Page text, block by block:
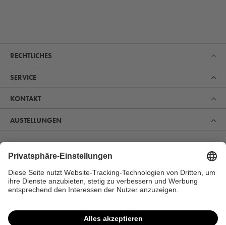
Erfahren Sie, was uns zum Marktführer im Bereich Sauna,
Pool und Spa gemacht hat. Und entdecken Sie, warum
sich immer mehr Menschen für unsere Produkte zur
perfekten Erholung und Gesundheitsvorsorge begeistern.
MEHR ERFAHREN
VERTRAG WIDERRUFEN
RECHTLICHES
SERVICE
KONTAKT
AUSTELLUNGEN